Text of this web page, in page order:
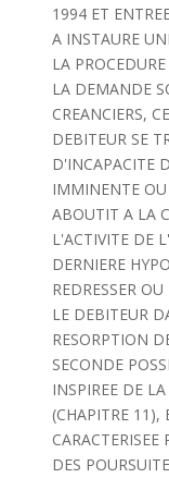
1994 ET
A INSTAURE
LA
LA DEMANDE
CREANCIERS,
DEBITEUR SE
D'INCAPACITE
IMMINENTE
ABOUTIT A LA
L'ACTIVITE DE
DERNIERE
REDRESSER
LE DEBITEUR
RESORPTION
SECONDE
INSPIREE DE
(CHAPITRE 11),
DES